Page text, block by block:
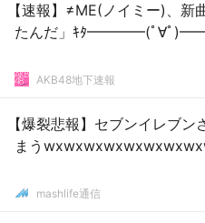
【速報】≠ME(ノイミー)、新
たんだ」ｷﾀ━━━━(ﾟ∀ﾟ
AKB48地下速報
【爆裂悲報】セブンイレブ
まう
mashlife通信